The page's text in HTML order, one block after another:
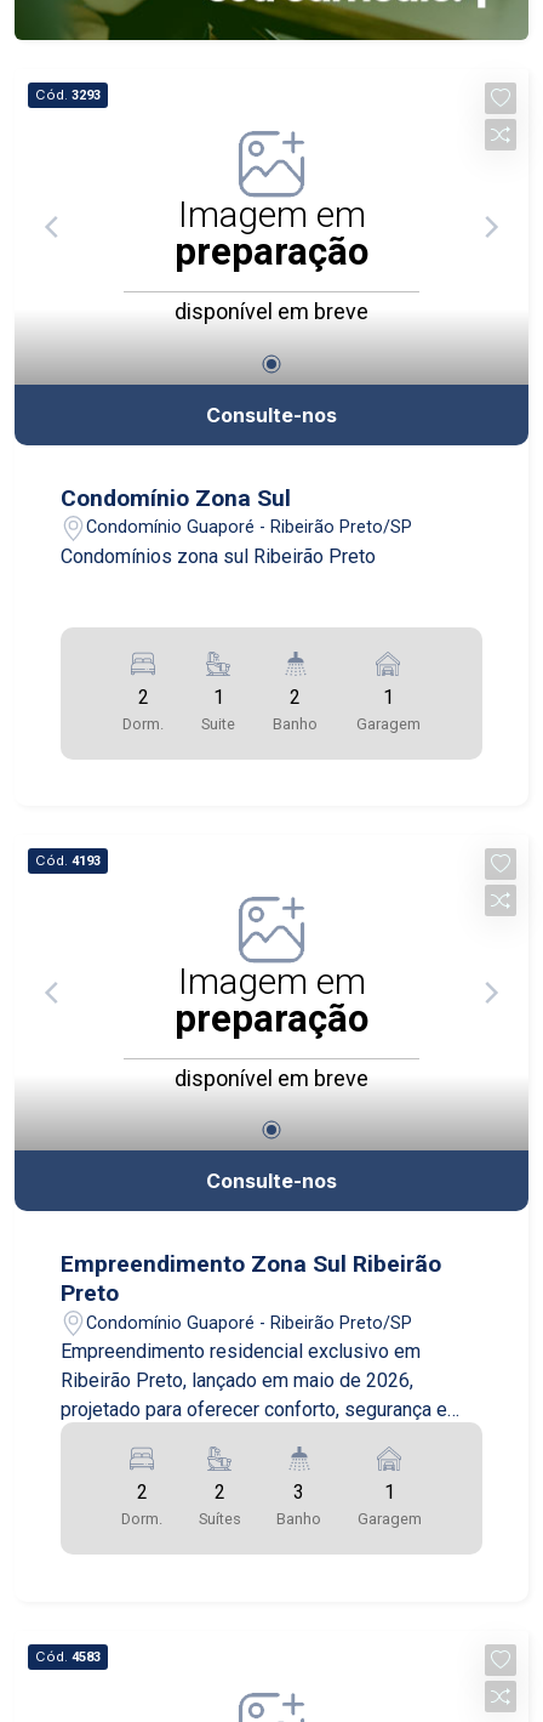
Cód. 3293
Imagem em
preparação
disponível em breve
Consulte-nos
Condomínio Zona Sul
Condomínio Guaporé - Ribeirão Preto/SP
Condomínios zona sul Ribeirão Preto
2
Dorm.
1
Suite
2
Banho
1
Garagem
Cód. 4193
Imagem em
preparação
disponível em breve
Consulte-nos
Empreendimento Zona Sul Ribeirão
Preto
Condomínio Guaporé - Ribeirão Preto/SP
Empreendimento residencial exclusivo em
Ribeirão Preto, lançado em maio de 2026,
projetado para oferecer conforto, segurança e
valorizadas do interior paulista. Com entrega
prevista para outubro de 2028, o condomínio
reúne arquitetura moderna, excelente distribuição
dos espaços e infraestrutura completa para toda
apartamentos por pavimento, proporcionando
mais privacidade, tranquilidade e exclusividade
2
Dorm.
2
Suítes
3
Banho
1
Garagem
Cód. 4583